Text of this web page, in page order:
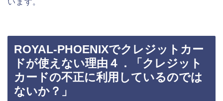
ROYAL-PHOENIXでクレジットカー
ドが使えない理由４．「クレジット
カードの不正に利用しているのでは
ないか？」